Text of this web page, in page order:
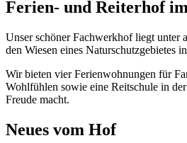
Ferien- und Reiterhof
Unser schöner Fachwerkhof liegt unter
den Wiesen eines Naturschutzgebietes
Wir bieten vier Ferienwohnungen für
Wohlfühlen sowie eine Reitschule in
Freude macht.
Neues vom Hof